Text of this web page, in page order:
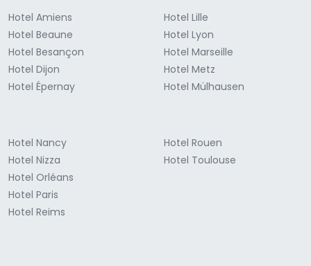
Hotel Amiens
Hotel Beaune
Hotel Besançon
Hotel Dijon
Hotel Épernay
Hotel Lille
Hotel Lyon
Hotel Marseille
Hotel Metz
Hotel Mülhausen
Hotel Nancy
Hotel Nizza
Hotel Orléans
Hotel Paris
Hotel Reims
Hotel Rouen
Hotel Toulouse